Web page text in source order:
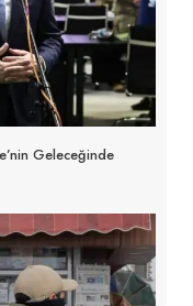
Geleceğinde